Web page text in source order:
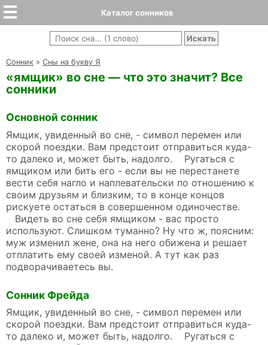
Каталог сонников
Cонник » Сны на букву Я
«ямщик» во сне — что это значит? Все
сонники
Основной сонник
Ямщик, увиденный во сне, - символ перемен или
скорой поездки. Вам предстоит отправиться куда-
то далеко и, может быть, надолго. Ругаться с
ямщиком или бить его - если вы не перестанете
вести себя нагло и наплевательски по отношению к
своим друзьям и близким, то в конце концов
рискуете остаться в совершенном одиночестве.
Видеть во сне себя ямщиком - вас просто
используют. Слишком туманно? Ну что ж, поясним:
муж изменил жене, она на него обижена и решает
отплатить ему своей изменой. А тут как раз
подворачиваетесь вы.
Сонник Фрейда
Ямщик, увиденный во сне, - символ перемен или
скорой поездки. Вам предстоит отправиться куда-
то далеко и, может быть, надолго. Ругаться с